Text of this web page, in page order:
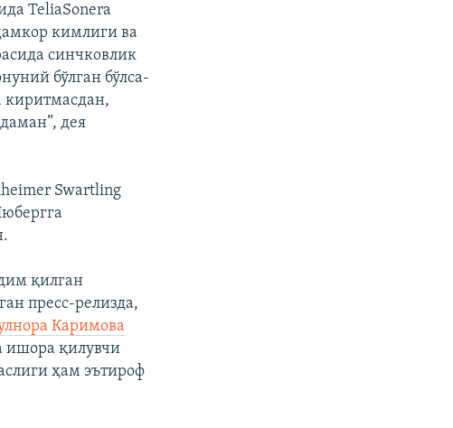
TeliaSonera
кимлиги ва
синчковлик
бўлган бўлса-
киритмасдан,
дея
Swartling
қилган
пресс-релизда,
Каримова
ишора қилувчи
ҳам эътироф